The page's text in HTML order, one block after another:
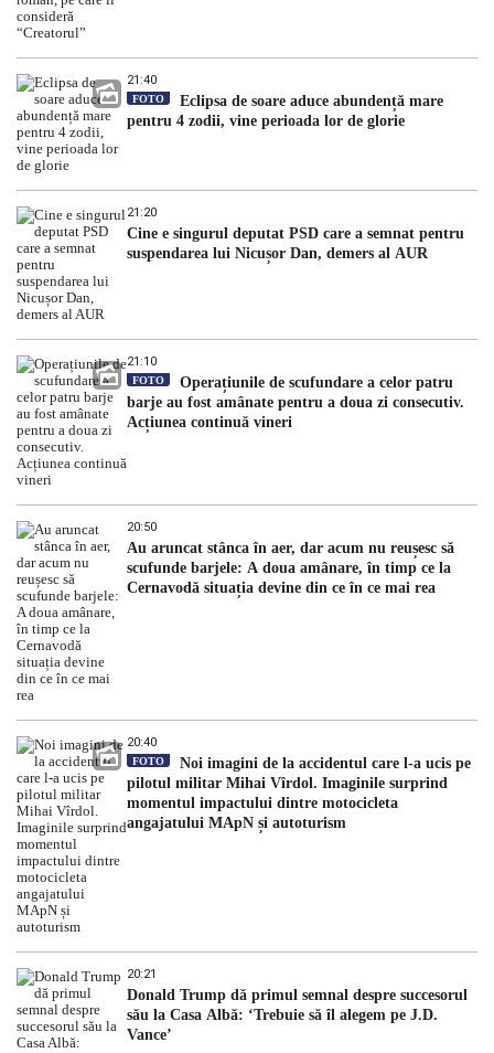
21:40
FOTO
Eclipsa de soare aduce abundență mare
pentru 4 zodii, vine perioada lor de glorie
21:20
Cine e singurul deputat PSD care a semnat pentru
suspendarea lui Nicușor Dan, demers al AUR
21:10
FOTO
Operațiunile de scufundare a celor patru
barje au fost amânate pentru a doua zi consecutiv.
Acțiunea continuă vineri
20:50
Au aruncat stânca în aer, dar acum nu reușesc să
scufunde barjele: A doua amânare, în timp ce la
Cernavodă situația devine din ce în ce mai rea
20:40
FOTO
Noi imagini de la accidentul care l-a ucis pe
pilotul militar Mihai Vîrdol. Imaginile surprind
momentul impactului dintre motocicleta
angajatului MApN și autoturism
20:21
Donald Trump dă primul semnal despre succesorul
său la Casa Albă: ‘Trebuie să îl alegem pe J.D.
Vance’